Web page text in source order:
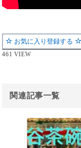
お気に入り登録する
461 VIEW
関連記事一覧